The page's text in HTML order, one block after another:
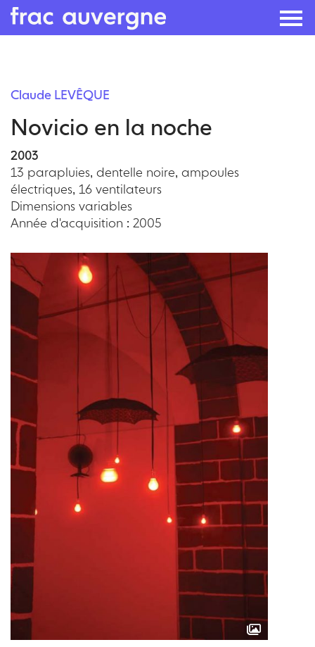
content
Claude LEVÊQUE
Novicio en la noche
2003
13 parapluies, dentelle noire, ampoules
électriques, 16 ventilateurs
Dimensions variables
Année d'acquisition : 2005